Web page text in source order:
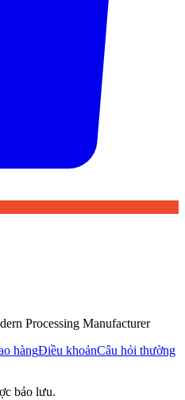
Processing Manufacturer
hàngĐiều khoảnCâu hỏi thường
bảo lưu.